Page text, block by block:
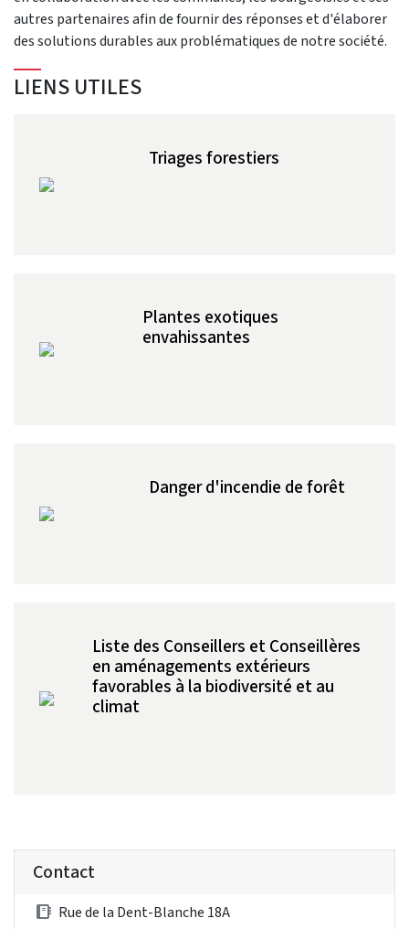
autres partenaires afin de fournir des réponses et d'élaborer
des solutions durables aux problématiques de notre société.
LIENS UTILES
Triages forestiers
Plantes exotiques
envahissantes
Danger d'incendie de forêt
Liste des Conseillers et Conseillères
en aménagements extérieurs
favorables à la biodiversité et au
climat
Contact
Rue de la Dent-Blanche 18A